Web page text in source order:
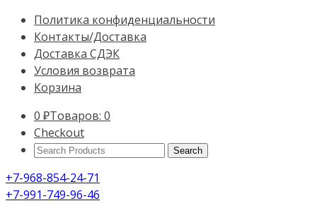
Политика конфиденциальности
Контакты/Доставка
Доставка СДЭК
Условия возврата
Корзина
0 ₽Товаров: 0
Checkout
Search
+7-968-854-24-71
+7-991-749-96-46